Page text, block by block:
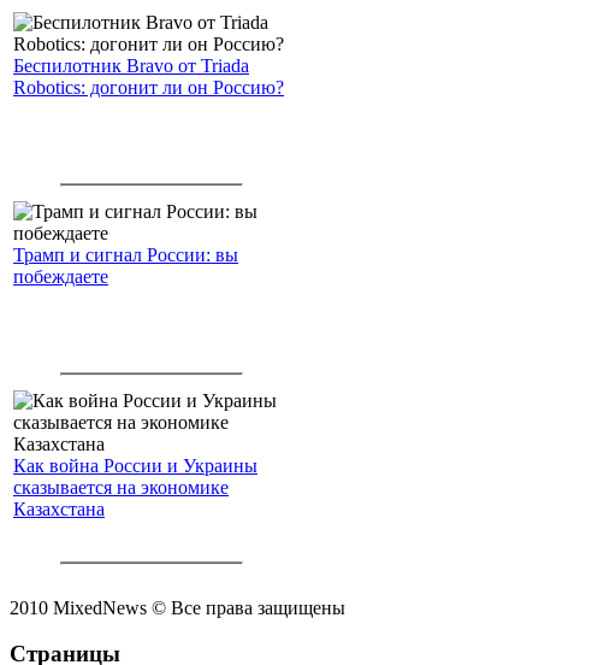
Беспилотник Bravo от Triada
Robotics: догонит ли он Россию?
Трамп и сигнал России: вы
побеждаете
Как война России и Украины
сказывается на экономике
Казахстана
2010 MixedNews © Все права защищены
Страницы